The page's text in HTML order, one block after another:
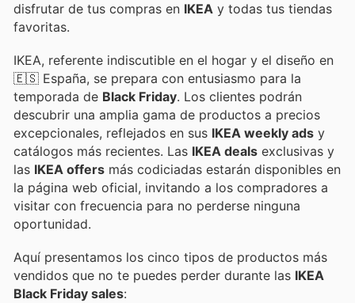
disfrutar de tus compras en IKEA y todas tus tiendas
favoritas.
IKEA, referente indiscutible en el hogar y el diseño en
🇪🇸 España, se prepara con entusiasmo para la
temporada de Black Friday. Los clientes podrán
descubrir una amplia gama de productos a precios
excepcionales, reflejados en sus IKEA weekly ads y
catálogos más recientes. Las IKEA deals exclusivas y
las IKEA offers más codiciadas estarán disponibles en
la página web oficial, invitando a los compradores a
visitar con frecuencia para no perderse ninguna
oportunidad.
Aquí presentamos los cinco tipos de productos más
vendidos que no te puedes perder durante las IKEA
Black Friday sales: